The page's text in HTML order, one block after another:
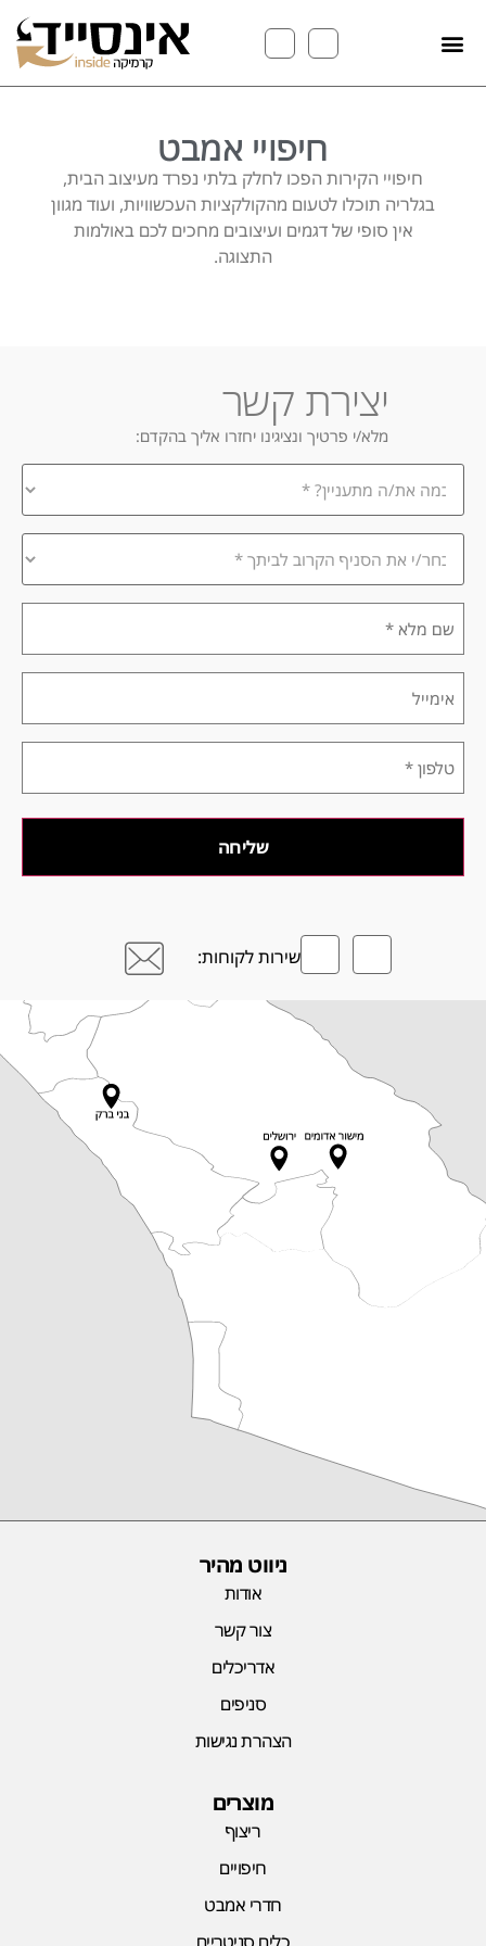
חיפויי אמבט
חיפויי הקירות הפכו לחלק בלתי נפרד מעיצוב הבית,
בגלריה תוכלו לטעום מהקולקציות העכשוויות, ועוד מגוון
אין סופי של דגמים ועיצובים מחכים לכם באולמות
התצוגה.
יצירת קשר
מלא/י פרטיך ונציגינו יחזרו אליך בהקדם:
במה
אתה
בחר/י
את
הקרוב
לביתך
*
שם
מלא
אימייל
טלפון
*
שירות לקוחות:
ניווט מהיר
אודות
צור קשר
אדריכלים
סניפים
הצהרת נגישות
מוצרים
ריצוף
חיפויים
חדרי אמבט